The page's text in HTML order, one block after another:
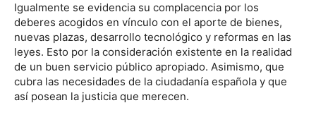
Igualmente se evidencia su complacencia por los
deberes acogidos en vínculo con el aporte de bienes,
nuevas plazas, desarrollo tecnológico y reformas en las
leyes. Esto por la consideración existente en la realidad
de un buen servicio público apropiado. Asimismo, que
cubra las necesidades de la ciudadanía española y que
así posean la justicia que merecen.